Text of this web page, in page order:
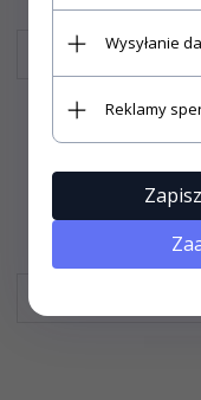
Wysyłanie
Reklamy